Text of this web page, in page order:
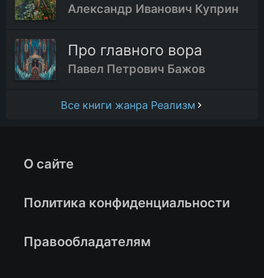
Александр Иванович Куприн
Про главного вора
Павел Петрович Бажов
Все книги жанра Реализм
О сайте
Политика конфиденциальности
Правообладателям